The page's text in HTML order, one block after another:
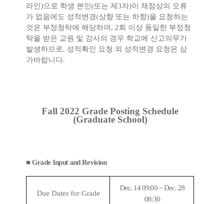
라인 )으로 학생 본인 (또는 제 3자)이 채점상의 오류
가 없음에도 성적변경(상향 또는 하향)을 요청하는
것은 부정청탁에 해당하며 , 2회 이상 동일한 부정청
탁을 받은 교원 및 강사의 경우 학교에 신고의무가
발생하므로, 성적확인 요청 외 성적변경 요청은 삼
가바랍니다.
Fall 2022 Grade Posting Schedule
(Graduate School)
■ Grade Input and Revision
Due Dates for Grade
Dec. 14 09:00 ~ Dec. 28
08:30